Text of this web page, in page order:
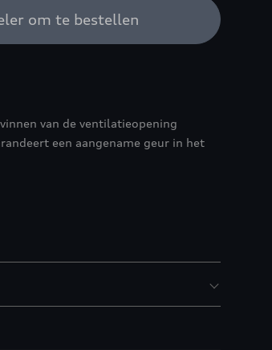
om te bestellen
van de ventilatieopening
een aangename geur in het